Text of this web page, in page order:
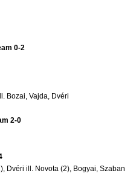
0-2
Bozai, Vajda, Dvéri
2-0
Dvéri ill. Novota (2), Bogyai, Szaban